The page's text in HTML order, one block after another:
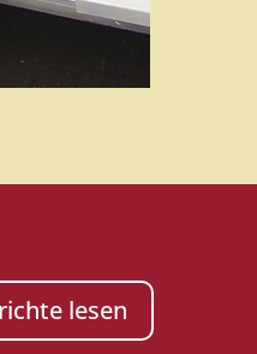
lesen